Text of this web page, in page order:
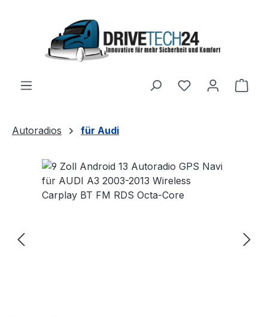
Autoradios für Audi
Bildergalerie überspringen